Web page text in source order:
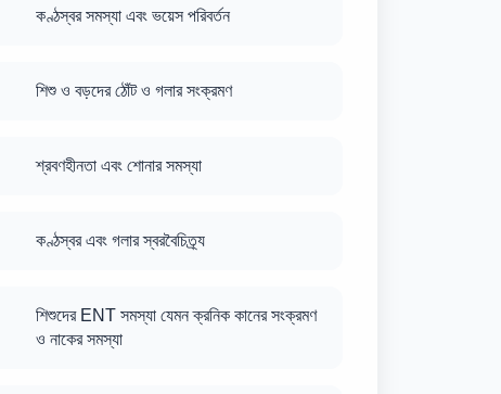
কণ্ঠস্বর সমস্যা এবং ভয়েস পরিবর্তন
শিশু ও বড়দের ঠোঁট ও গলার সংক্রমণ
শ্রবণহীনতা এবং শোনার সমস্যা
কণ্ঠস্বর এবং গলার স্বরবৈচিত্র্য
শিশুদের ENT সমস্যা যেমন ক্রনিক কানের সংক্রমণ
ও নাকের সমস্যা